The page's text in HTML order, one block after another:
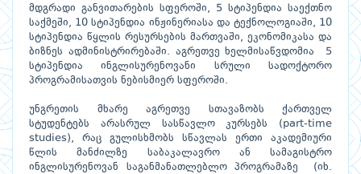
მდგრადი განვითარების სფეროში, 5 სტიპენდია საექთნო
საქმეში, 10 სტიპენდია ინჟინერიასა და ტექნოლოგიაში, 10
სტიპენდია წყლის რესურსების მართვაში, ეკონომიკასა და
ბიზნეს ადმინისტრირებაში. აგრეთვე ხელმისაწვდომია 5
სტიპენდია ინგლისურენოვანი სრული სადოქტორო
პროგრამისათვის ნებისმიერ სფეროში.
უნგრეთის მხარე აგრეთვე სთავაზობს ქართველ
სტუდენტებს არასრულ სასწავლო კურსებს (part-time
studies), რაც გულისხმობს სწავლას ერთი აკადემიური
წლის მანძილზე საბაკალავრო ან სამაგისტრო
ინგლისურენოვან საგანმანათლებლო პროგრამაზე (იხ.